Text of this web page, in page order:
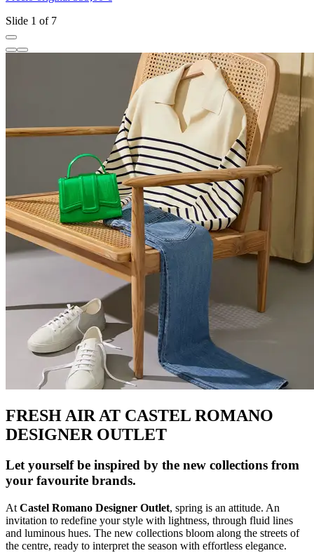
Slide 1 of 7
FRESH AIR AT CASTEL ROMANO
DESIGNER OUTLET
Let yourself be inspired by the new collections from
your favourite brands.
At Castel Romano Designer Outlet, spring is an attitude. An
invitation to redefine your style with lightness, through fluid lines
and luminous hues. The new collections bloom along the streets of
the centre, ready to interpret the season with effortless elegance.